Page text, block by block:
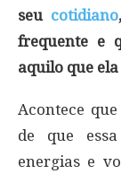
seu cotidiano
frequente e
aquilo que
Acontece
de que
energias e